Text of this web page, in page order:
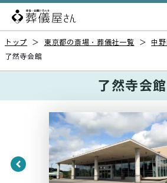
トップ ＞ 東京都の斎場・葬儀社一覧 ＞ 中
了然寺会館
了然寺会館